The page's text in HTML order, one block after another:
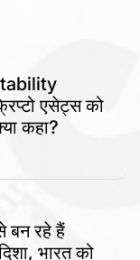
एसेट्स को
कहा?
बन रहे हैं
भारत को